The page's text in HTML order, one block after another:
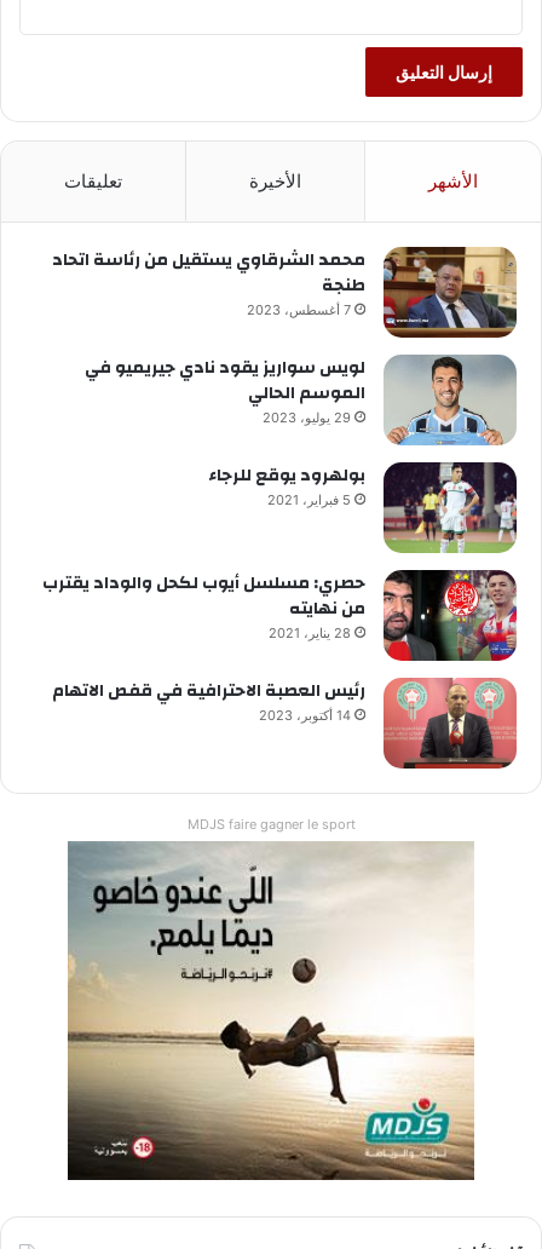
الأشهر الأخيرة تعليقات
محمد الشرقاوي يستقيل من رئاسة اتحاد
طنجة
7 أغسطس، 2023
لويس سواريز يقود نادي جيريميو في
الموسم الحالي
29 يوليو، 2023
بولهرود يوقع للرجاء
5 فبراير، 2021
حصري: مسلسل أيوب لكحل والوداد يقترب
من نهايته
28 يناير، 2021
رئيس العصبة الاحترافية في قفص الاتهام
14 أكتوبر، 2023
MDJS faire gagner le sport